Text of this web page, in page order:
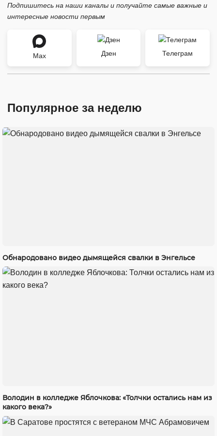
Подпишитесь на наши каналы и получайте самые важные и
интересные новости первым
Max Дзен Телеграм
Популярное за неделю
Обнародовано видео дымящейся свалки в Энгельсе
Володин в колледже Яблочкова: «Толчки остались нам из
какого века?»